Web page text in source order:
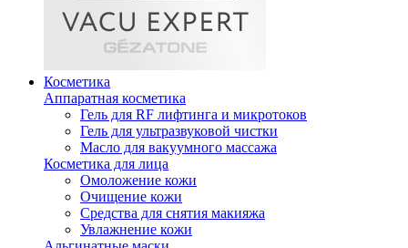
Косметика
Аппаратная косметика
Гель для RF лифтинга и микротоков
Гель для ультразвуковой чистки
Масло для вакуумного массажа
Косметика для лица
Омоложение кожи
Очищение кожи
Средства для снятия макияжа
Увлажнение кожи